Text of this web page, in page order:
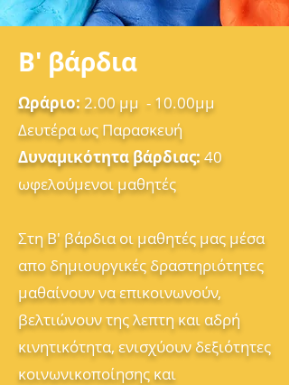
Β' βάρδια
Ωράριο: 2.00 μμ - 10.00μμ
Δευτέρα ως Παρασκευή
Δυναμικότητα βάρδιας: 40
ωφελούμενοι μαθητές
Στη Β' βάρδια οι μαθητές μας μέσα
απο δημιουργικές δραστηριότητες
μαθαίνουν να επικοινωνούν,
βελτιώνουν της λεπτη και αδρή
κινητικότητα, ενισχύουν δεξιότητες
κοινωνικοποίησης και